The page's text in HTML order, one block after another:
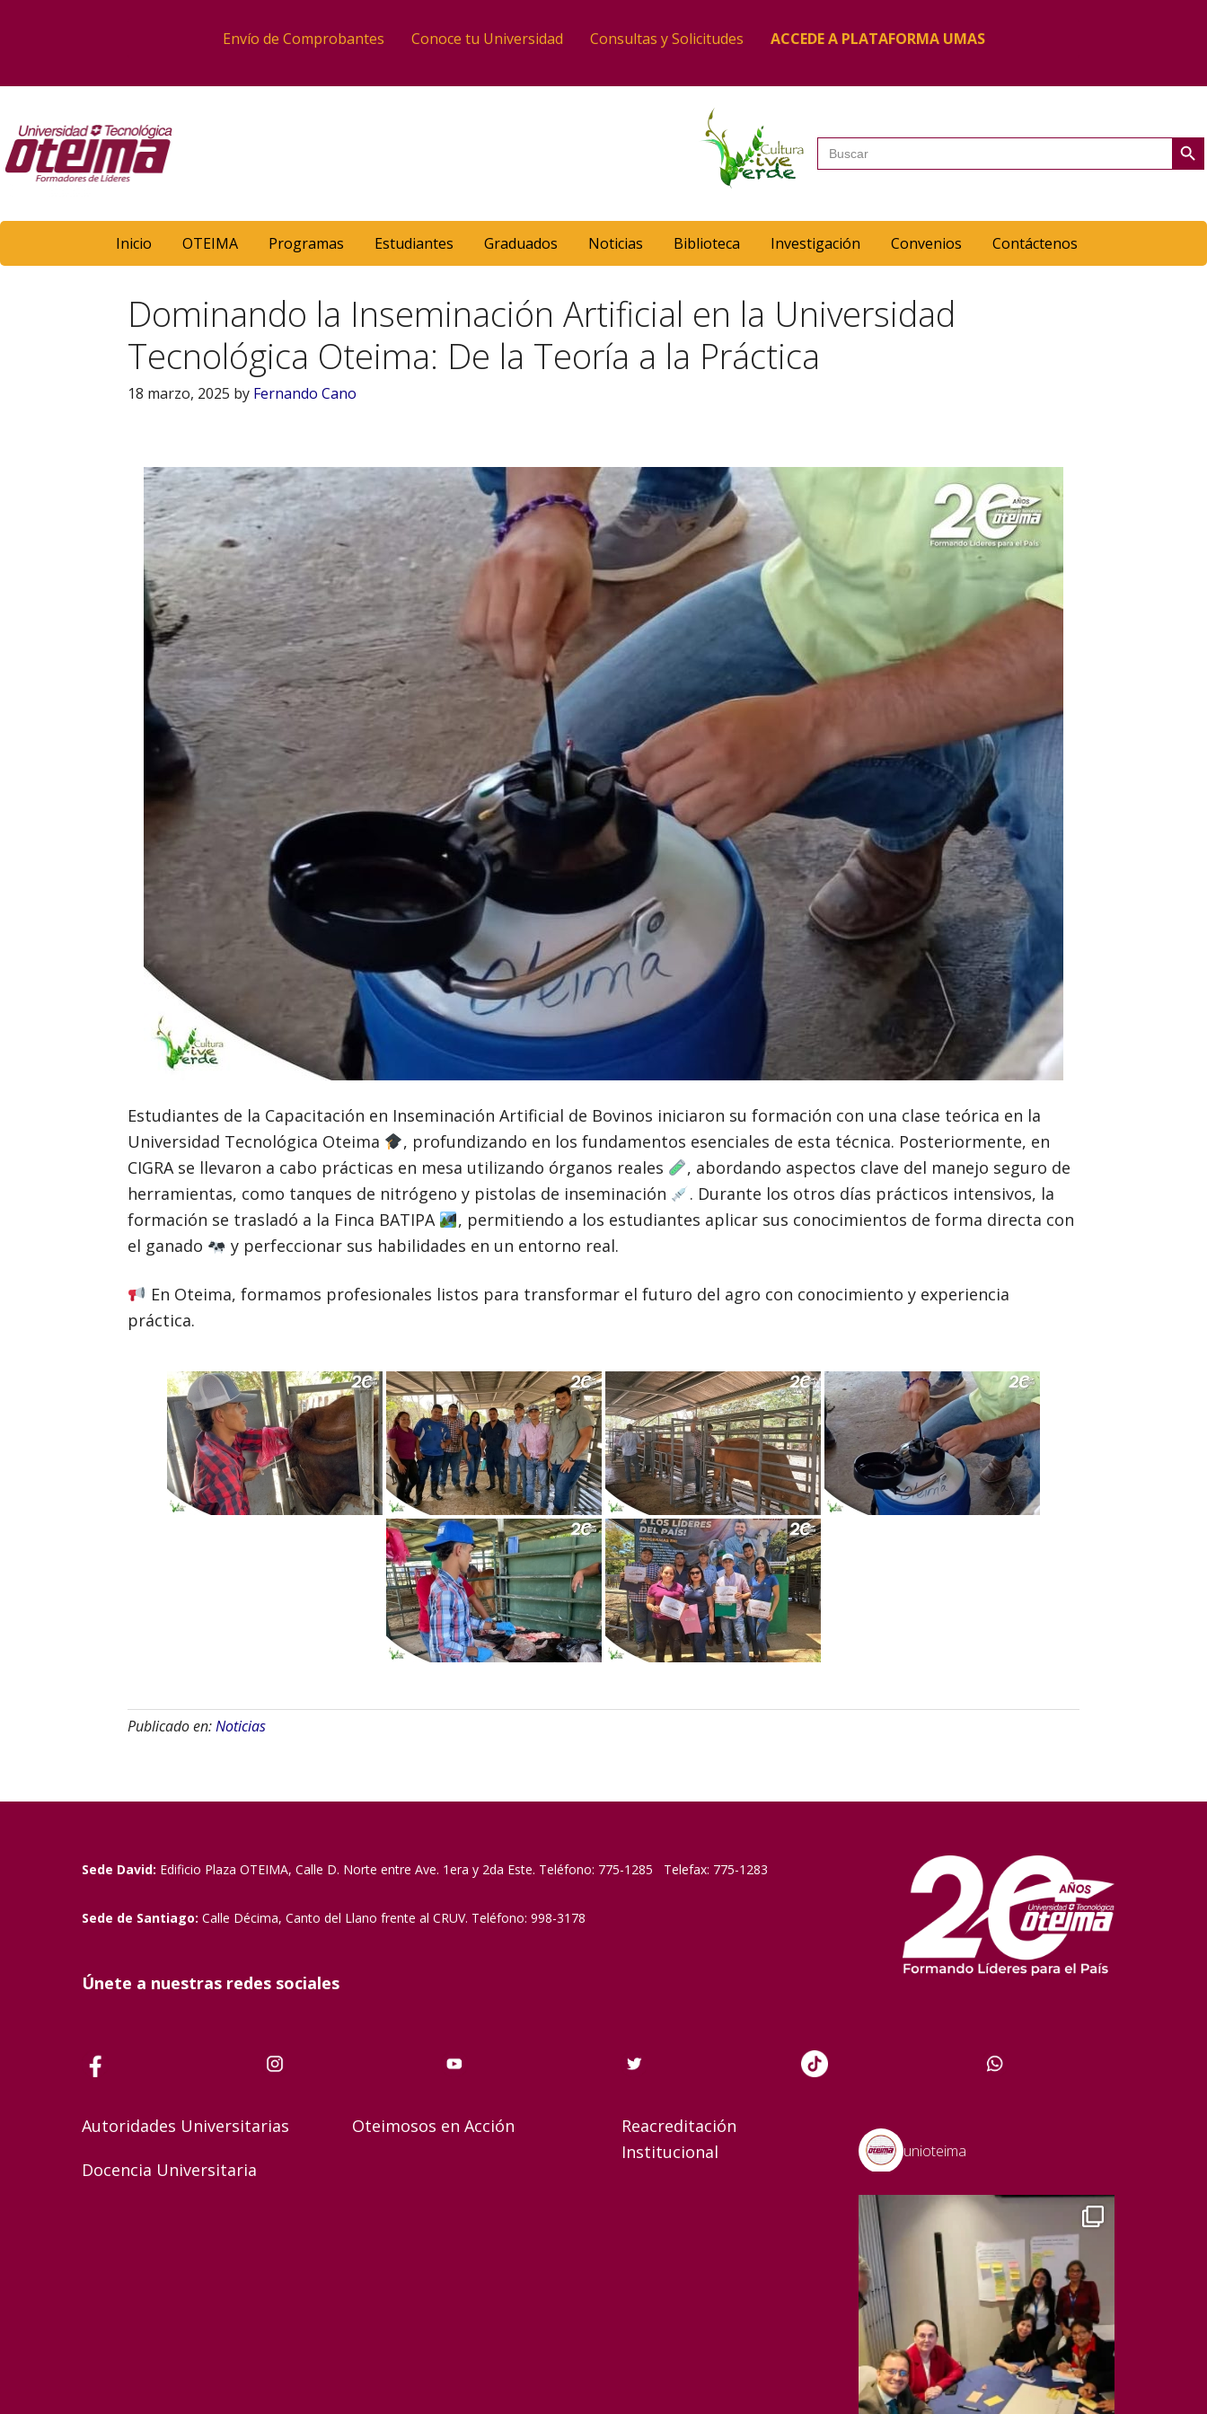
Envío de Comprobantes Conoce tu Universidad Consultas y Solicitudes ACCEDE A PLATAFORMA UMAS
Buscar: Botón de
Inicio OTEIMA Programas Estudiantes Graduados Noticias Biblioteca Investigación Convenios Contáctenos
Dominando la Inseminación Artificial en la Universidad
Tecnológica Oteima: De la Teoría a la Práctica
18 marzo, 2025 by Fernando Cano
Estudiantes de la Capacitación en Inseminación Artificial de Bovinos iniciaron su formación con una clase teórica en la
Universidad Tecnológica Oteima
, profundizando en los fundamentos esenciales de esta técnica. Posteriormente, en
CIGRA se llevaron a cabo prácticas en mesa utilizando órganos reales
, abordando aspectos clave del manejo seguro de
herramientas, como tanques de nitrógeno y pistolas de inseminación
. Durante los otros días prácticos intensivos, la
formación se trasladó a la Finca BATIPA
, permitiendo a los estudiantes aplicar sus conocimientos de forma directa con
el ganado
y perfeccionar sus habilidades en un entorno real.
En Oteima, formamos profesionales listos para transformar el futuro del agro con conocimiento y experiencia
práctica.
Publicado en:Noticias
Sede David: Edificio Plaza OTEIMA, Calle D. Norte entre Ave. 1era y 2da Este. Teléfono: 775-1285 Telefax: 775-1283
Sede de Santiago: Calle Décima, Canto del Llano frente al CRUV. Teléfono: 998-3178
Únete a nuestras redes sociales
Autoridades Universitarias
Docencia Universitaria
Oteimosos en Acción
Reacreditación
Institucional
unioteima